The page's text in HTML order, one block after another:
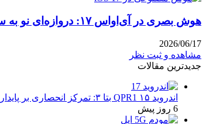
هوش بصری در آی‌او‌اس ۱۷: دروازه‌ای نو به سوی درک دیداری
2026/06/17
مشاهده و ثبت نظر
جدیدترین مقالات
اندروید ۱۵ QPR1 بتا ۳: تمرکز انحصاری بر پایداری و رفع اشکالات
6 روز پیش